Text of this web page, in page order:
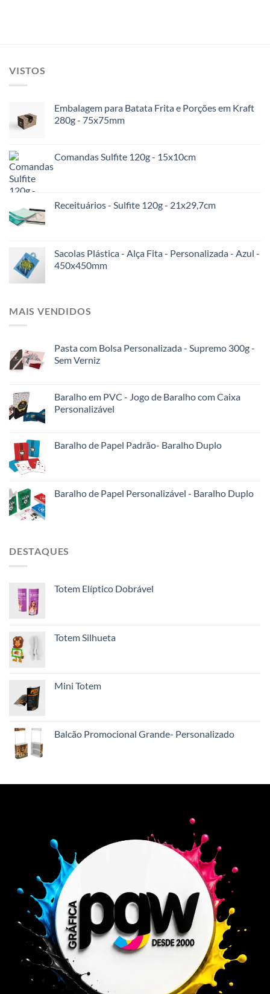
VISTOS
Embalagem para Batata Frita e Porções em Kraft
280g - 75x75mm
Comandas Sulfite 120g - 15x10cm
Receituários - Sulfite 120g - 21x29,7cm
Sacolas Plástica - Alça Fita - Personalizada - Azul -
450x450mm
MAIS VENDIDOS
Pasta com Bolsa Personalizada - Supremo 300g -
Sem Verniz
Baralho em PVC - Jogo de Baralho com Caixa
Personalizável
Baralho de Papel Padrão- Baralho Duplo
Baralho de Papel Personalizável - Baralho Duplo
DESTAQUES
Totem Elíptico Dobrável
Totem Silhueta
Mini Totem
Balcão Promocional Grande- Personalizado